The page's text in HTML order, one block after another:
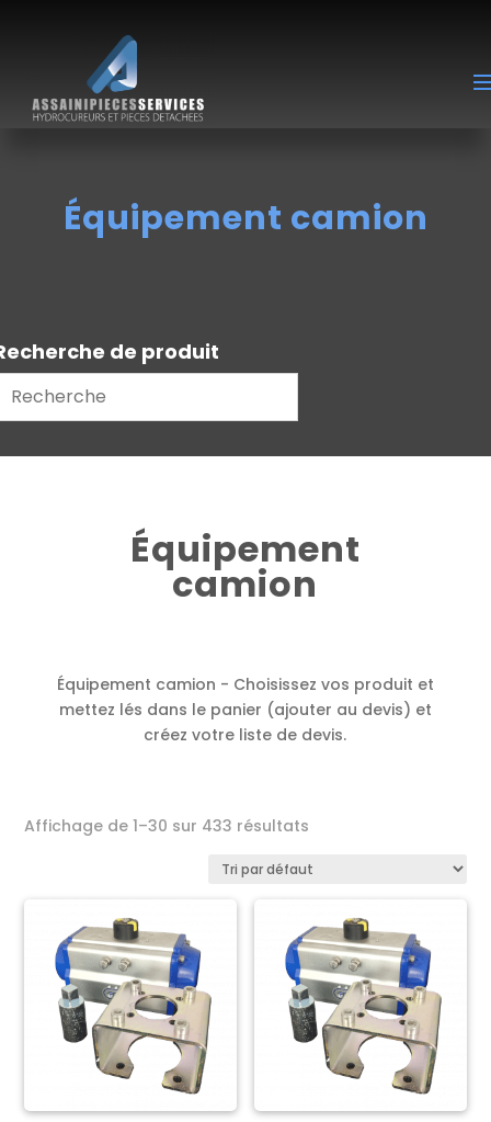
Équipement camion
de produit
Équipement
camion
Équipement camion - Choisissez vos produit et
mettez lés dans le panier (ajouter au devis) et
créez votre liste de devis.
Affichage de 1–30 sur 433 résultats